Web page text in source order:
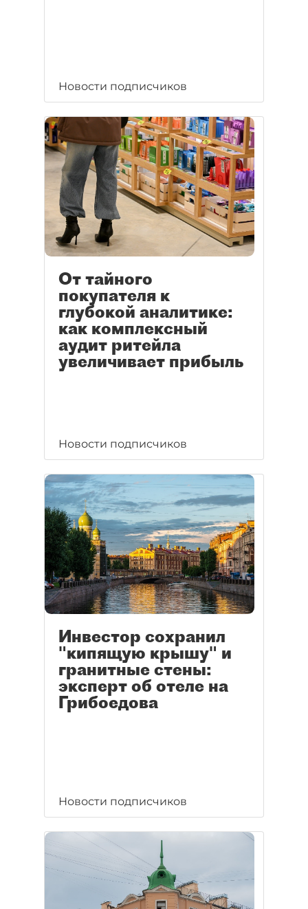
Новости подписчиков
От тайного
покупателя к
глубокой аналитике:
как комплексный
аудит ритейла
увеличивает прибыль
Новости подписчиков
Инвестор сохранил
"кипящую крышу" и
гранитные стены:
эксперт об отеле на
Грибоедова
Новости подписчиков